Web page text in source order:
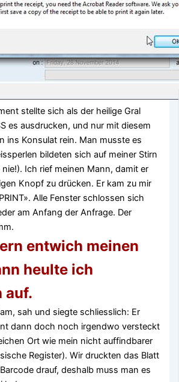
stellte sich als der heilige Gral
es ausdrucken, und nur mit diesem
ins Konsulat rein. Man musste es
bildeten sich auf meiner Stirn
Ich rief meinen Mann, damit er
Knopf zu drücken. Er kam zu mir
Alle Fenster schlossen sich
am Anfang der Anfrage. Der
entwich meinen
heulte ich
auf.
sah und siegte schliesslich: Er
dann doch noch irgendwo versteckt
Ort wie mein nicht auffindbarer
Register). Wir druckten das Blatt
drauf, deshalb muss man es